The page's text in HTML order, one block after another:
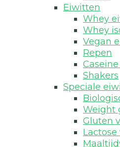
Eiwitten
Whey
Whey
Vegan
Repen
Shakers
Speciale
Weight
Gluten
Lactose